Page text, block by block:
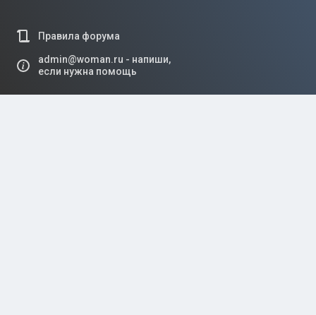
Правила форума
admin@woman.ru - напиши,
если нужна помощь